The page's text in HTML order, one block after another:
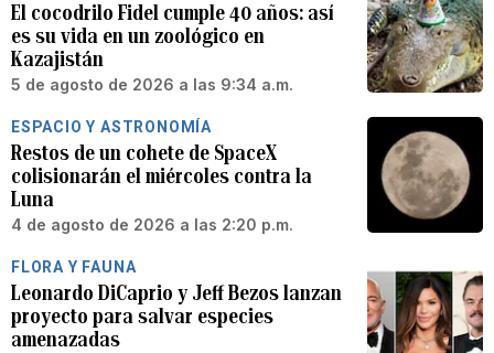
El cocodrilo Fidel cumple 40 años: así
es su vida en un zoológico en
Kazajistán
5 de agosto de 2026 a las 9:34 a.m.
ESPACIO Y ASTRONOMÍA
Restos de un cohete de SpaceX
colisionarán el miércoles contra la
Luna
4 de agosto de 2026 a las 2:20 p.m.
FLORA Y FAUNA
Leonardo DiCaprio y Jeff Bezos lanzan
proyecto para salvar especies
amenazadas